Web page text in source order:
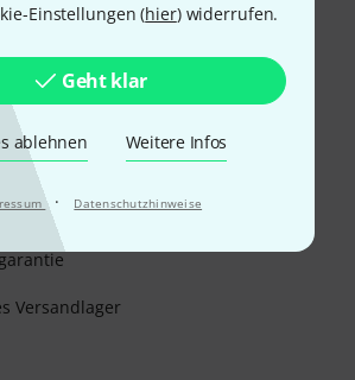
Einstellungen (hier) widerrufen.
Geht klar
ablehnen Weitere Infos
· Datenschutzhinweise
Garantie
Garantie
Fachexperten
Versandlager